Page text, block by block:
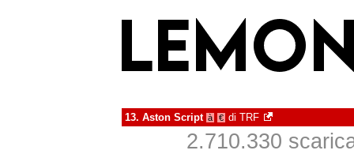
13. Aston Script à € di TRF
2.710.330